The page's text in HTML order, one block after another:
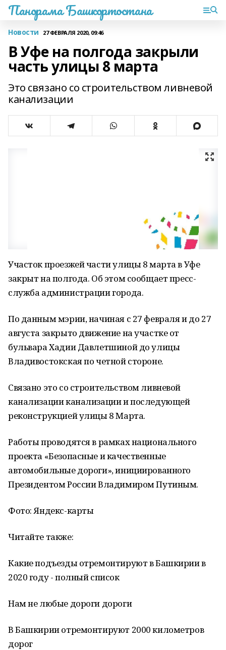
Панорама Башкортостана
Новости 27 ФЕВРАЛЯ 2020, 09:46
В Уфе на полгода закрыли
часть улицы 8 марта
Это связано со строительством ливневой
канализации
Участок проезжей части улицы 8 марта в Уфе
закрыт на полгода. Об этом сообщает пресс-
служба администрации города.
По данным мэрии, начиная с 27 февраля и до 27
августа закрыто движение на участке от
бульвара Хадии Давлетшиной до улицы
Владивостокская по четной стороне.
Связано это со строительством ливневой
канализации канализации и последующей
реконструкцией улицы 8 Марта.
Работы проводятся в рамках национального
проекта «Безопасные и качественные
автомобильные дороги», инициированного
Президентом России Владимиром Путиным.
Фото: Яндекс-карты
Читайте также:
Какие подъезды отремонтируют в Башкирии в
2020 году - полный список
Нам не любые дороги дороги
В Башкирии отремонтируют 2000 километров
дорог